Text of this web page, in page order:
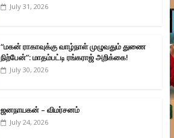
July 31, 2026
“மகன் ராகாவுக்கு வாழ்நாள் முழுவதும் துணை
நிற்பேன்”: மாதம்பட்டி ரங்கராஜ் அறிக்கை!
July 30, 2026
ஜனநாயகன் – விமர்சனம்
July 24, 2026